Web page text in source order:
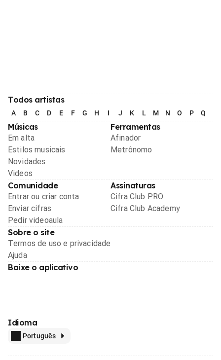
Todos artistas
A B C D E F G H I J K L M N O P Q
Músicas
Em alta
Estilos musicais
Novidades
Videos
Ferramentas
Afinador
Metrônomo
Comunidade
Entrar ou criar conta
Enviar cifras
Pedir videoaula
Assinaturas
Cifra Club PRO
Cifra Club Academy
Sobre o site
Termos de uso e privacidade
Ajuda
Baixe o aplicativo
Idioma
Português